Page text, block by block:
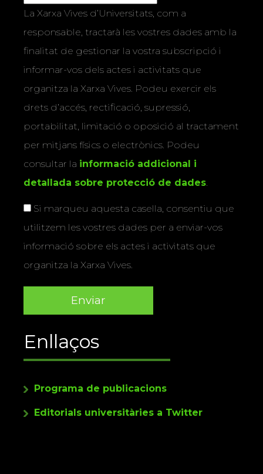
La Xarxa Vives d’Universitats, com a
responsable, tractarà les vostres dades amb la
finalitat de gestionar la vostra subscripció i
informar-vos dels actes i activitats que
organitza la Xarxa Vives. Podeu exercir els
drets d’accés, rectificació, supressió,
portabilitat, limitació o oposició al tractament
per mitjans físics o electrònics. Podeu
consultar la informació addicional i
detallada sobre protecció de dades.
Si marqueu aquesta casella, consentiu que
utilitzem les vostres dades per a enviar-vos
informació sobre els actes i activitats que
organitza la Xarxa Vives.
Enllaços
Programa de publicacions
Editorials universitàries a Twitter